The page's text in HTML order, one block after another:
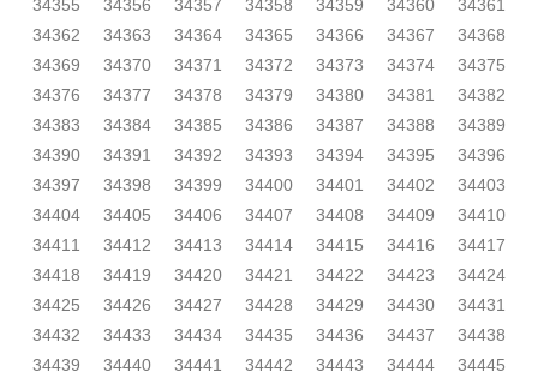
34355
34356 34357 34358 34359 34360
34361
34362
34363 34364 34365 34366 34367
34368
34369
34370 34371 34372 34373 34374
34375
34376
34377 34378 34379 34380 34381
34382
34383
34384 34385 34386 34387 34388
34389
34390
34391 34392 34393 34394 34395
34396
34397
34398 34399 34400 34401 34402
34403
34404
34405 34406 34407 34408 34409
34410
34411
34412 34413 34414 34415 34416
34417
34418
34419 34420 34421 34422 34423
34424
34425
34426 34427 34428 34429 34430
34431
34432
34433 34434 34435 34436 34437
34438
34439
34440 34441 34442 34443 34444
34445